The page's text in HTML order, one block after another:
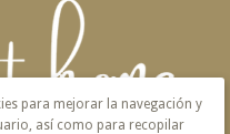
para mejorar la navegación y
así como para recopilar